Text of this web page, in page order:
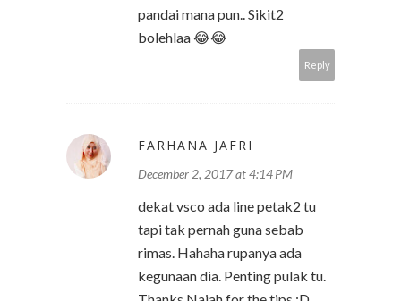
pandai mana pun.. Sikit2
bolehlaa 😂😂
Reply
FARHANA JAFRI
December 2, 2017 at 4:14 PM
dekat vsco ada line petak2 tu
tapi tak pernah guna sebab
rimas. Hahaha rupanya ada
kegunaan dia. Penting pulak tu.